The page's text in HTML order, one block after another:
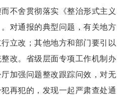
不舍贯彻落实《整治形式主义
对通报的典型问题，有关地方
立改；其他地方和部门要引以
改。省级层面专项工作机制办
加强问题整改跟踪问效，对无
再犯的，发现一起严肃查处通